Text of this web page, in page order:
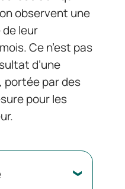
observent une
leur
Ce n’est pas
d’une
portée par des
pour les